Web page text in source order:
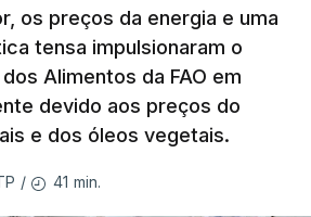
os preços da energia e uma
tensa impulsionaram o
Alimentos da FAO em
devido aos preços do
e dos óleos vegetais.
/ 41 min.